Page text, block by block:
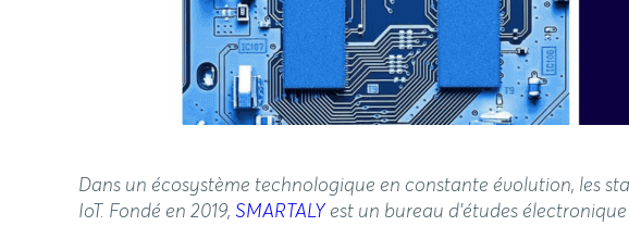
Dans un écosystème technologique en constante évolution, les
IoT. Fondé en 2019, SMARTALY est un bureau d’études